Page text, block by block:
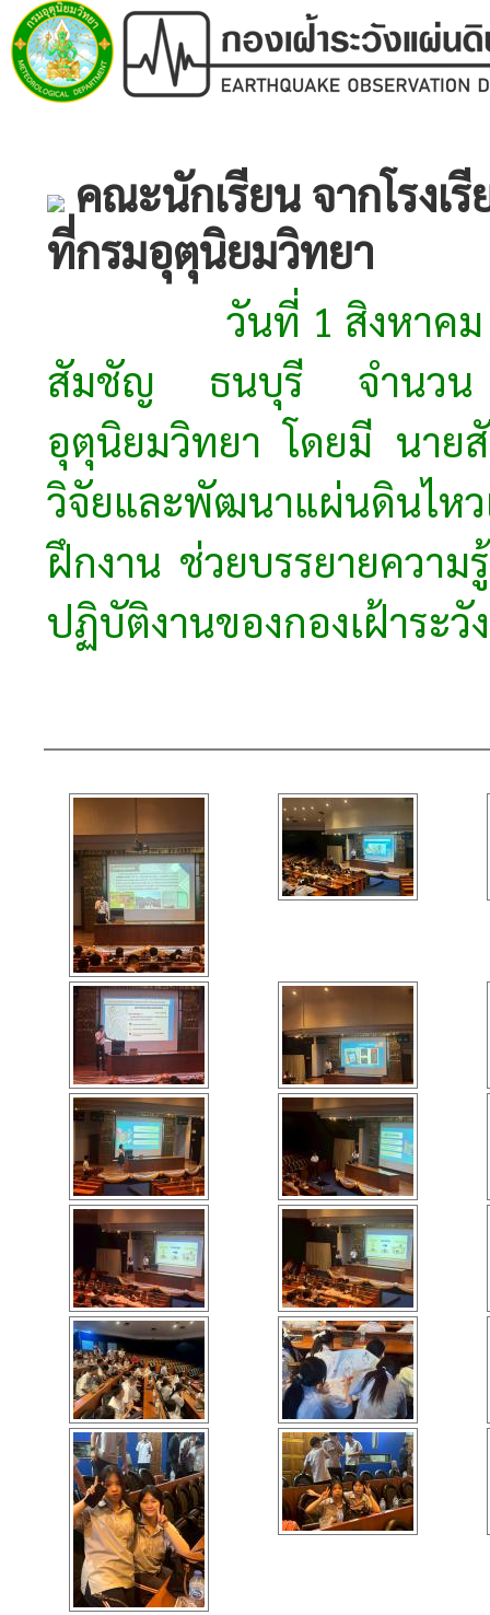
คณะนักเรียน จากโรง
ที่กรมอุตุนิยมวิทยา
วันที่ 1 สิงหาคม
สัมชัญ ธนบุรี จำนวน
อุตุนิยมวิทยา โดยมี นา
วิจัยและพัฒนาแผ่นดินไ
ฝึกงาน ช่วยบรรยายควา
ปฏิบัติงานของกองเฝ้าระ